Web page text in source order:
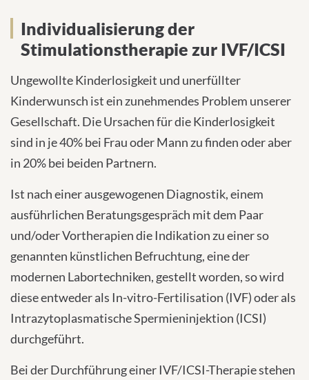
INDIVIDUALISIERUNG DER
STIMULATIONSTHERAPIE ZUR
Individualisierung der
Stimulationstherapie zur IVF/ICSI
Ungewollte Kinderlosigkeit und unerfüllter
Kinderwunsch ist ein zunehmendes Problem unserer
Gesellschaft. Die Ursachen für die Kinderlosigkeit
sind in je 40% bei Frau oder Mann zu finden oder aber
in 20% bei beiden Partnern.
Ist nach einer ausgewogenen Diagnostik, einem
ausführlichen Beratungsgespräch mit dem Paar
und/oder Vortherapien die Indikation zu einer so
genannten künstlichen Befruchtung, eine der
modernen Labortechniken, gestellt worden, so wird
diese entweder als In-vitro-Fertilisation (IVF) oder als
Intrazytoplasmatische Spermieninjektion (ICSI)
durchgeführt.
Bei der Durchführung einer IVF/ICSI-Therapie stehen